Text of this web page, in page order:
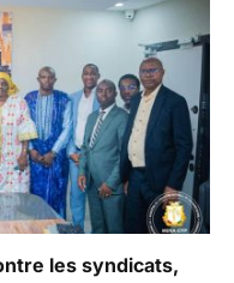
les syndicats,